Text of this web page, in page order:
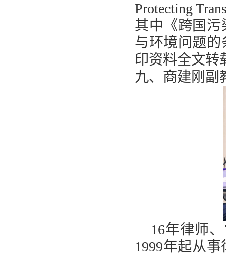
Protecting
其中《跨国
与环境问题
印资料全文转
九、商建刚副
16年律师、
1999年起从事